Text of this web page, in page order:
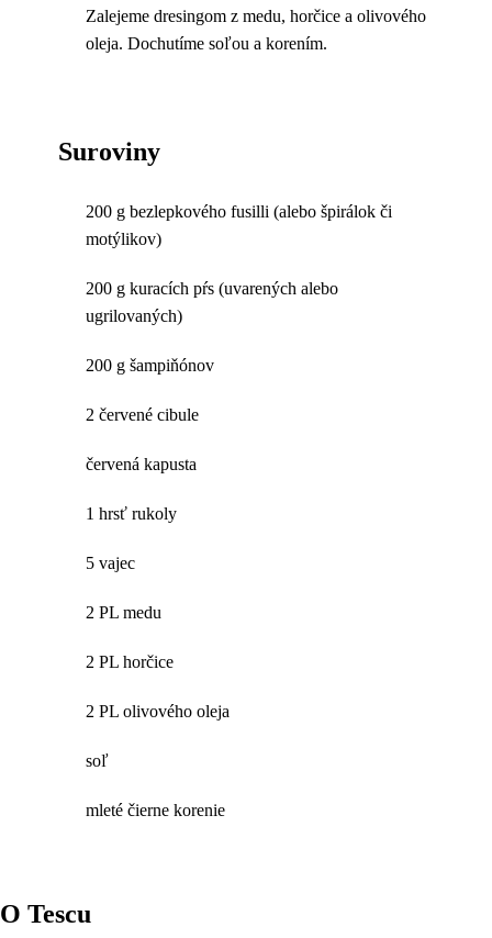
Zalejeme dresingom z medu, horčice a olivového
oleja. Dochutíme soľou a korením.
Suroviny
200 g bezlepkového fusilli (alebo špirálok či
motýlikov)
200 g kuracích pŕs (uvarených alebo
ugrilovaných)
200 g šampiňónov
2 červené cibule
červená kapusta
1 hrsť rukoly
5 vajec
2 PL medu
2 PL horčice
2 PL olivového oleja
soľ
mleté čierne korenie
O Tescu